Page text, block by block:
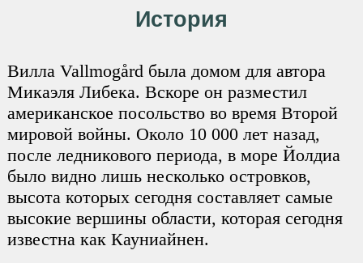
История
Вилла Vallmogård была домом для автора
Микаэля Либека. Вскоре он разместил
американское посольство во время Второй
мировой войны. Около 10 000 лет назад,
после ледникового периода, в море Йолдиа
было видно лишь несколько островков,
высота которых сегодня составляет самые
высокие вершины области, которая сегодня
известна как Кауниайнен.